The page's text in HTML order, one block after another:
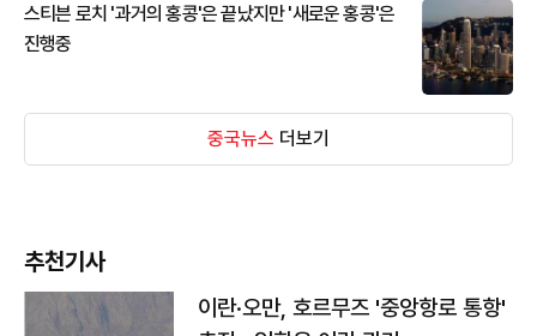
스티븐 로치 '과거의 홍콩'은 끝났지만 '새로운 홍콩'은
진행중
중국뉴스 더보기
추천기사
이란·오만, 호르무즈 '중앙항로 통항'